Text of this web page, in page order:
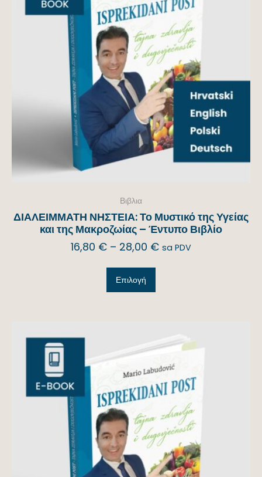
Βιβλια
ΔΙΑΛΕΙΜΜΑΤΗ ΝΗΣΤΕΙΑ: Το Μυστικό της Υγείας
και της Μακροζωίας – Έντυπο Βιβλίο
16,80 € – 28,00 € sa PDV
Επιλογή